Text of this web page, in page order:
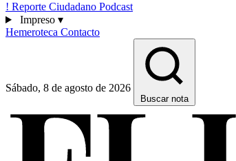
! Reporte Ciudadano Podcast
Impreso ▾
Hemeroteca Contacto
Sábado, 8 de agosto de 2026
Buscar nota